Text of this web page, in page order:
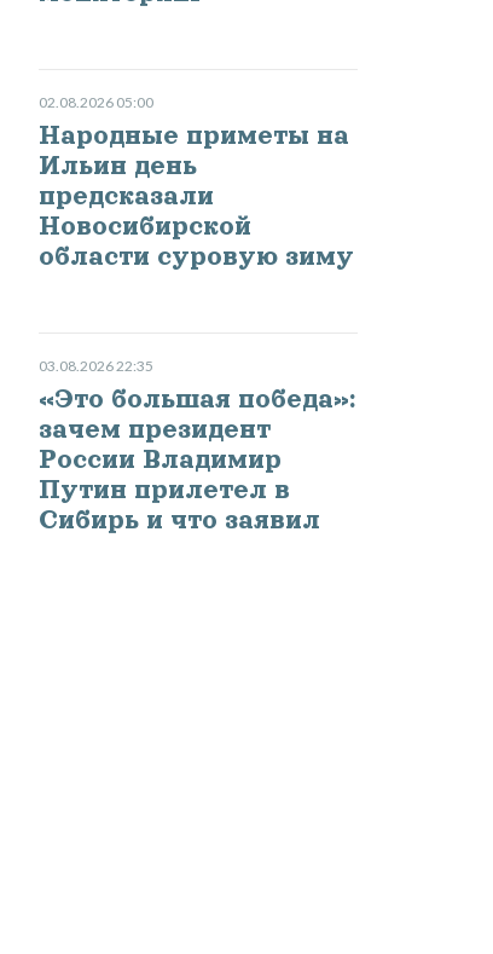
02.08.2026 05:00
Народные приметы на
Ильин день
предсказали
Новосибирской
области суровую зиму
03.08.2026 22:35
«Это большая победа»:
зачем президент
России Владимир
Путин прилетел в
Сибирь и что заявил